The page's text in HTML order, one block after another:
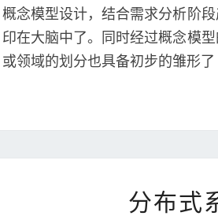
概念模型设计，结合需求分析阶
印在大脑中了。同时经过概念模
或领域的划分也具备初步的雏形了
分布式